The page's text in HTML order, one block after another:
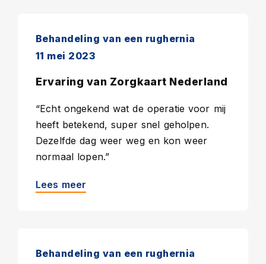
Behandeling van een rughernia
11 mei 2023
Ervaring van Zorgkaart Nederland
“Echt ongekend wat de operatie voor mij
heeft betekend, super snel geholpen.
Dezelfde dag weer weg en kon weer
normaal lopen.”
Lees meer
Behandeling van een rughernia